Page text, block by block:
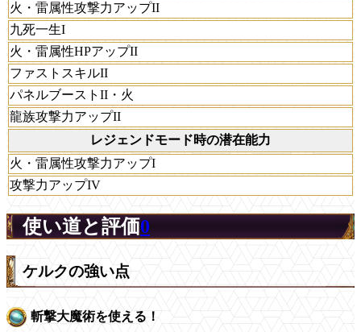
火・雷属性攻撃力アップII
九死一生I
火・雷属性HPアップII
ファストスキルII
パネルブーストII・火
龍族攻撃力アップII
レジェンドモード時の潜在能力
火・雷属性攻撃力アップI
攻撃力アップIV
使い道と評価0
ケルクの強い点
斬撃大魔術を使える！